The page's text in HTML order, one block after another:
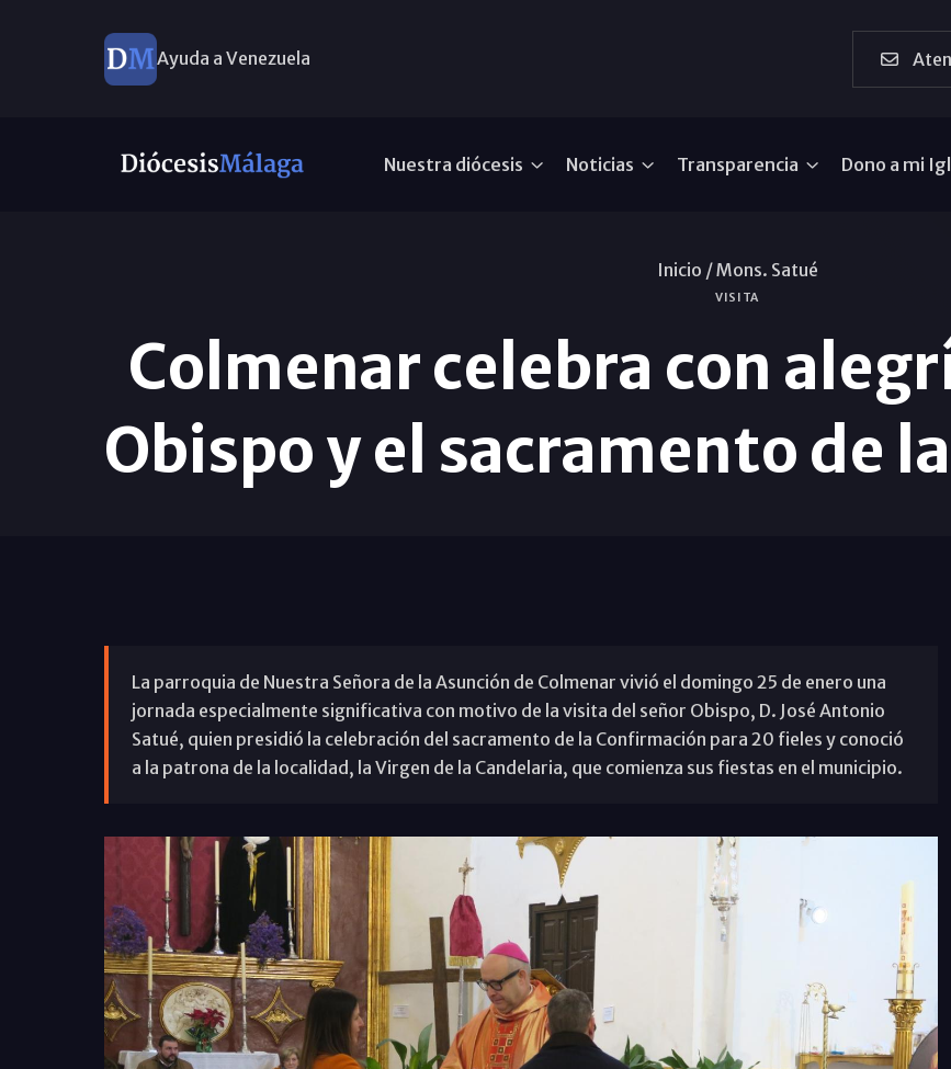
Ayuda a Venezuela
Nuestra diócesis Noticias Transparencia Dono a mi
Inicio /Mons. Satué
VISITA
Colmenar celebra con
Obispo y el sacramento de
La parroquia de Nuestra Señora de la Asunción de Colmenar vivió el domingo 25 de enero una
jornada especialmente significativa con motivo de la visita del señor Obispo, D. José Antonio
Satué, quien presidió la celebración del sacramento de la Confirmación para 20 fieles y conoció
a la patrona de la localidad, la Virgen de la Candelaria, que comienza sus fiestas en el municipio.